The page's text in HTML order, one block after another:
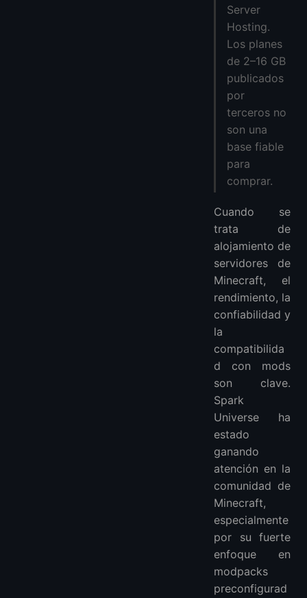
Server
Hosting.
Los planes
de 2–16 GB
publicados
por
terceros no
son una
base fiable
para
comprar.
Cuando se
trata de
alojamiento de
servidores de
Minecraft, el
rendimiento, la
confiabilidad y
la
compatibilida
d con mods
son clave.
Spark
Universe ha
estado
ganando
atención en la
comunidad de
Minecraft,
especialmente
por su fuerte
enfoque en
modpacks
preconfigurad